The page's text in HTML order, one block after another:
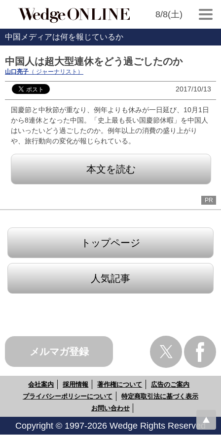
8/8(土)
中国メディアは何を報じているか
中国人は超大型連休をどう過ごしたのか
山口亮子 （ ジャーナリスト）
2017/10/13
国慶節と中秋節が重なり、例年よりも休みが一日延び、10月1日
から8連休となった中国。「史上最も長い国慶節休暇」を中国人
はいったいどう過ごしたのか。例年以上の消費の盛り上がり
や、旅行動向の変化が報じられている。
本文を読む
PR
トップページ
人気記事
メルマガ登録
会社案内 採用情報 著作権について
広告のご案内
プライバシーポリシーについて
特定商取引法に基づく表示
お問い合わせ
Copyright © 1997-2026 Wedge Rights Reserved